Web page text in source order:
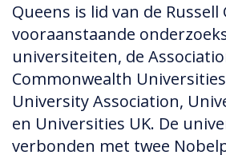
Queens is lid van de Russell
vooraanstaande
universiteiten, de
Commonwealth
University Association,
en Universities UK. De
verbonden met twee